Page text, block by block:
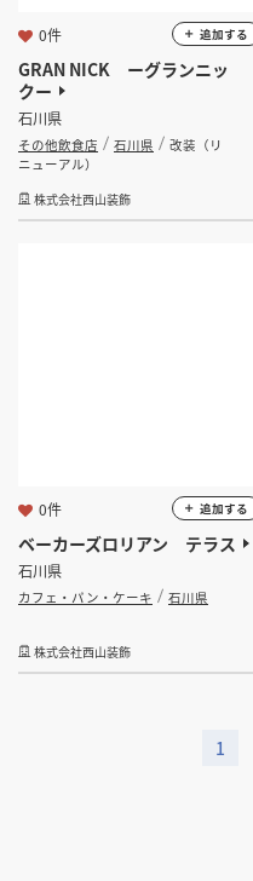
GRAN NICK ーグランニッ
クー
石川県
その他飲食店 石川県
改装（リ
ニューアル）
株式会社西山装飾
0件 追加する
ベーカーズロリアン テラス
石川県
カフェ・パン・ケーキ 石川県
株式会社西山装飾
0件 追加する
1